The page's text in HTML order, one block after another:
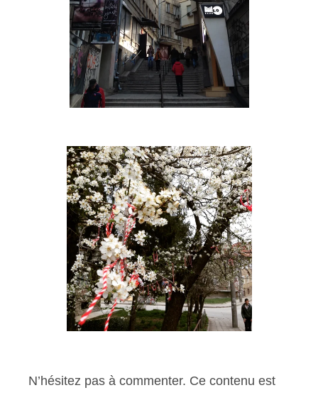
N’hésitez pas à commenter. Ce contenu est